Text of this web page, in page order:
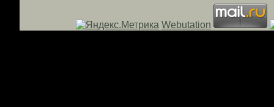
Webutation